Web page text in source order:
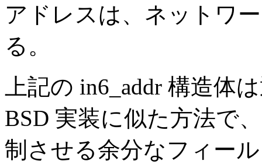
アドレスは、ネットワ
る。
上記の in6_addr 構造体
BSD 実装に似た方法で
制させる余分なフィー